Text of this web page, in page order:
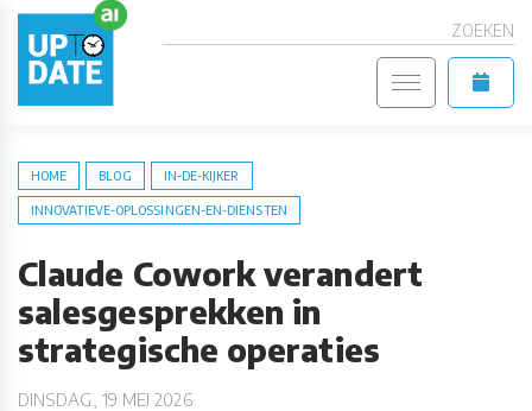
ZOEKEN
HOME BLOG IN-DE-KIJKER
INNOVATIEVE-OPLOSSINGEN-EN-DIENSTEN
Claude Cowork verandert
salesgesprekken in
strategische operaties
DINSDAG, 19 MEI 2026